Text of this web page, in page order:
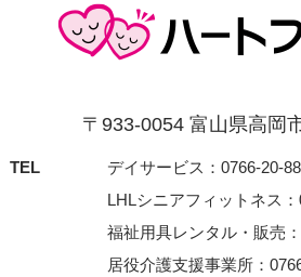
〒933-0054 富⼭県⾼岡
TEL
デイサービス：0766-20-
LHLシニアフィットネス
福祉用具レンタル・販売
居役介護支援事業所：